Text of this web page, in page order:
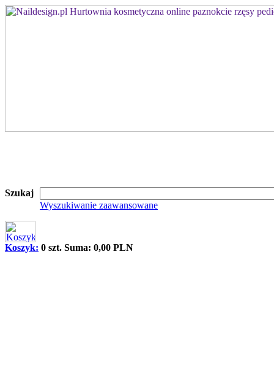
Szukaj
Wyszukiwanie zaawansowane
Koszyk: 0 szt. Suma: 0,00 PLN